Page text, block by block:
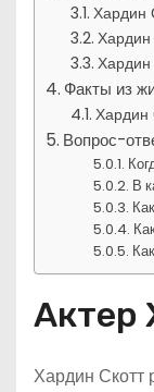
Хардин
Хардин
Хардин
Факты из
Хардин
Вопрос-
В
Актер
Хардин Скотт